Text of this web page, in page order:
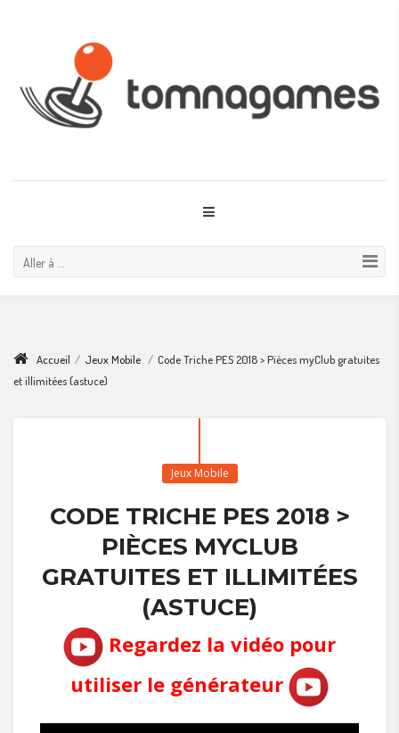
Aller à ...
Accueil / Jeux Mobile / Code Triche PES 2018 > Pièces myClub gratuites
et illimitées (astuce)
Jeux Mobile
CODE TRICHE PES 2018 >
PIÈCES MYCLUB
GRATUITES ET ILLIMITÉES
(ASTUCE)
Regardez la vidéo pour
utiliser le générateur